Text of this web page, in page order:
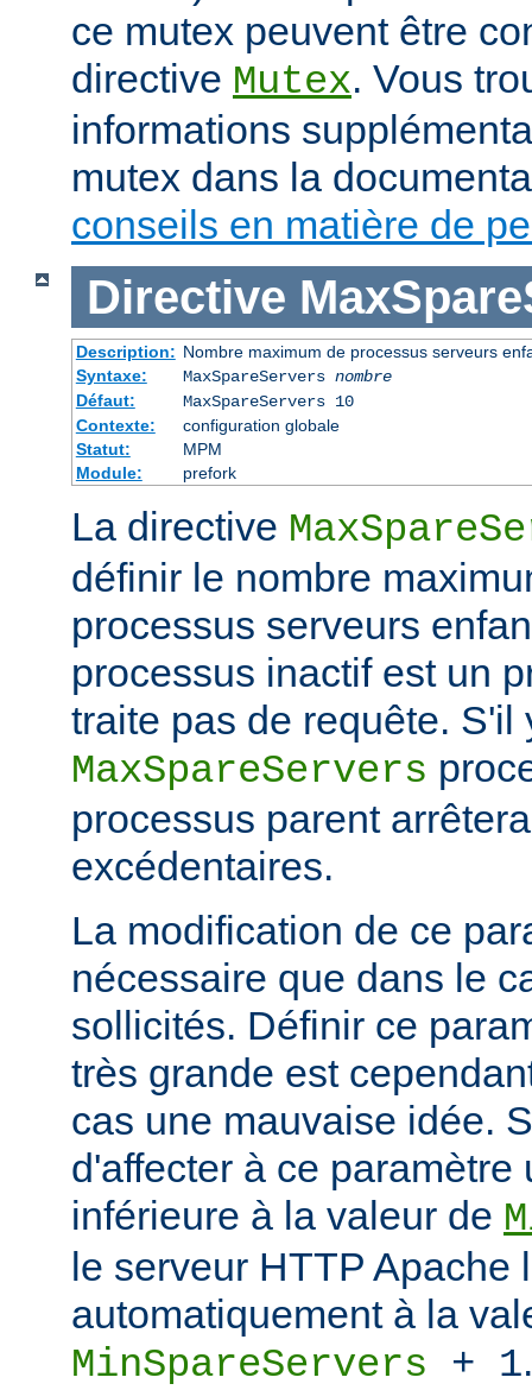
ce mutex peuvent être
directive Mutex. Vous
informations
mutex dans la
conseils en matière de
Directive
Description: Nombre maximum de processus serveurs
Syntaxe:
MaxSpareServers nombre
Défaut:
MaxSpareServers 10
Contexte:
configuration globale
Statut:
MPM
Module:
prefork
La directive
définir le nombre
processus serveurs
processus inactif est un
traite pas de requête. S'il
MaxSpareServers
processus parent
excédentaires.
La modification de ce
nécessaire que dans le
sollicités. Définir ce
très grande est
cas une mauvaise idée.
d'affecter à ce
inférieure à la valeur de
le serveur HTTP Apache
automatiquement à la
MinSpareServers + 1.